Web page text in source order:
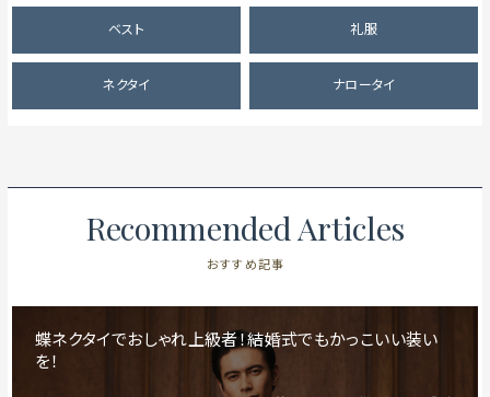
ベスト 礼服
ネクタイ ナロータイ
Recommended Articles
おすすめ記事
蝶ネクタイでおしゃれ上級者！結婚式でもかっこいい装い
を！